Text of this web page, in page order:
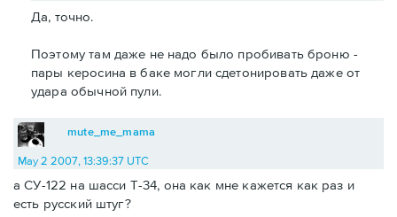
Да, точно.
Поэтому там даже не надо было пробивать броню -
пары керосина в баке могли сдетонировать даже от
удара обычной пули.
mute_me_mama
May 2 2007, 13:39:37 UTC
а СУ-122 на шасси Т-34, она как мне кажется как раз и
есть русский штуг?